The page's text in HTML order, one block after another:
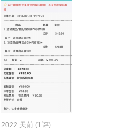
2022 天前 (1评)